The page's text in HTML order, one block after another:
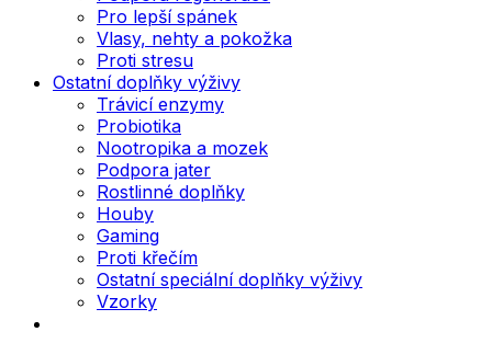
Pro lepší spánek
Vlasy, nehty a pokožka
Proti stresu
Ostatní doplňky výživy
Trávicí enzymy
Probiotika
Nootropika a mozek
Podpora jater
Rostlinné doplňky
Houby
Gaming
Proti křečím
Ostatní speciální doplňky výživy
Vzorky